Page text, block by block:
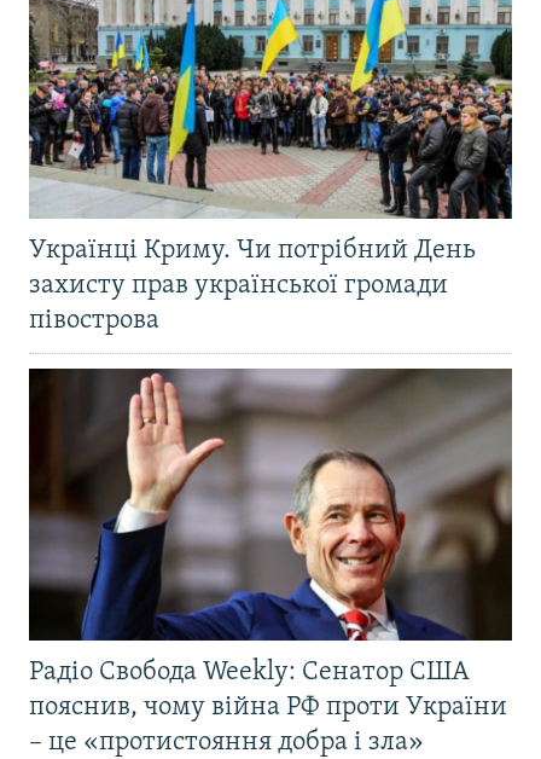
Українці Криму. Чи потрібний День
захисту прав української громади
півострова
Радіо Свобода Weekly: Сенатор США
пояснив, чому війна РФ проти України
– це «протистояння добра і зла»